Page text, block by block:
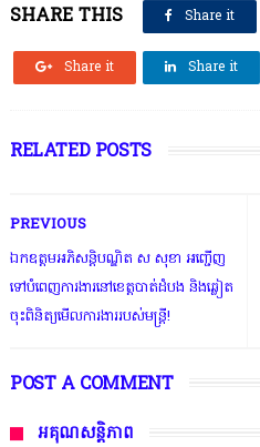
SHARE THIS Share it
Share it Share it
RELATED POSTS
PREVIOUS
ឯកឧត្តមអភិសន្តិបណ្ឌិត ស សុខា អញ្ជើញ
ទៅបំពេញការងារនៅខេត្តបាត់ដំបង និងឆ្លៀត
ចុះពិនិត្យមើលការងាររបស់មន្ត្រី!
POST A COMMENT
អគុណសន្តិភាព